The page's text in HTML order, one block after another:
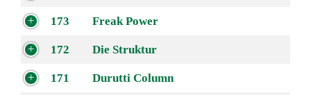
173 Freak Power
172 Die Struktur
171 Durutti Column